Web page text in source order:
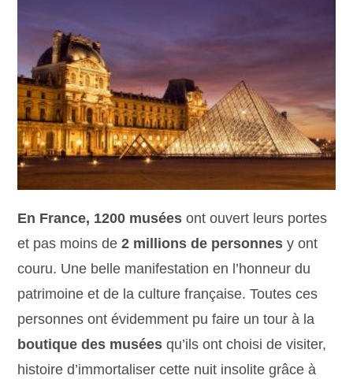
En France, 1200 musées ont ouvert leurs portes
et pas moins de2 millions de personnes y ont
couru. Une belle manifestation en l’honneur du
patrimoine et de la culture française. Toutes ces
personnes ont évidemment pu faire un tour à la
boutique des musées qu’ils ont choisi de visiter,
histoire d’immortaliser cette nuit insolite grâce à